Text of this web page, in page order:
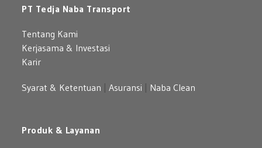
PT Tedja Naba Transport
Tentang Kami
Kerjasama & Investasi
Karir
Syarat & Ketentuan |Asuransi Naba Clean
Produk & Layanan